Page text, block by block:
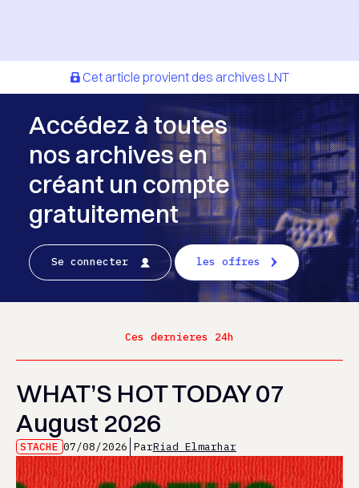
Cet article provient des archives LNT
Accédez à toutes
nos archives en
créant un compte
gratuitement
Se connecter les offres
Ces dernieres 24h
WHAT’S HOT TODAY 07
August 2026
STACHE 07/08/2026 ParRiad Elmarhar